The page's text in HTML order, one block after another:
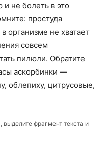
и не болеть в это
простуда
организме не хватает
совсем
пилюли. Обратите
аскорбинки —
облепиху, цитрусовые,
фрагмент текста и